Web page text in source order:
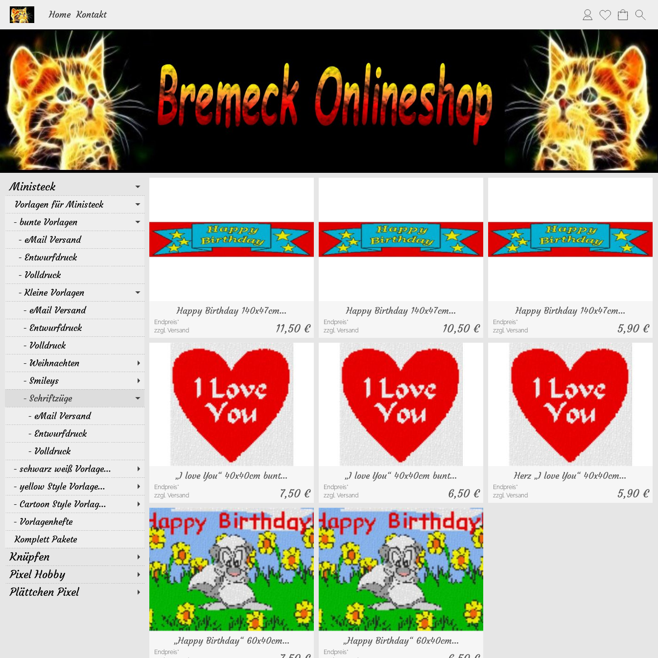
Home Kontakt
Ministeck
Vorlagen für Ministeck
bunte Vorlagen
eMail Versand
Entwurfdruck
Volldruck
Kleine Vorlagen
eMail Versand
Entwurfdruck
Volldruck
Weihnachten
Smileys
Schriftzüge
eMail Versand
Entwurfdruck
Volldruck
schwarz weiß Vorlage...
yellow Style Vorlage...
Cartoon Style Vorlag...
Vorlagenhefte
Komplett Pakete
Knüpfen
Pixel Hobby
Plättchen Pixel
Happy Birthday 140x47cm…
Endpreis*
zzgl. Versand
11,50 €
Happy Birthday 140x47cm…
Endpreis*
zzgl. Versand
10,50 €
Happy Birthday 140x47cm…
Endpreis*
zzgl. Versand
5,90 €
„I love You“ 40x40cm bunt…
Endpreis*
zzgl. Versand
7,50 €
„I love You“ 40x40cm bunt…
Endpreis*
zzgl. Versand
6,50 €
Herz „I love You“ 40x40cm…
Endpreis*
zzgl. Versand
5,90 €
„Happy Birthday“ 60x40cm…
Endpreis*
„Happy Birthday“ 60x40cm…
Endpreis*